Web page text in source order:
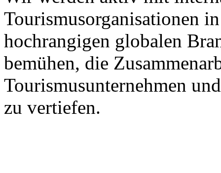
Tourismusorganisationen
hochrangigen globalen
bemühen, die
Tourismusunternehmen
zu vertiefen.